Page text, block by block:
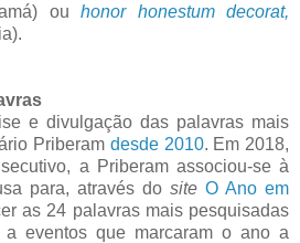
ou honor honestum decorat,
e divulgação das palavras mais
Priberam desde 2010. Em 2018,
a Priberam associou-se à
para, através do site O Ano em
as 24 palavras mais pesquisadas
a eventos que marcaram o ano a